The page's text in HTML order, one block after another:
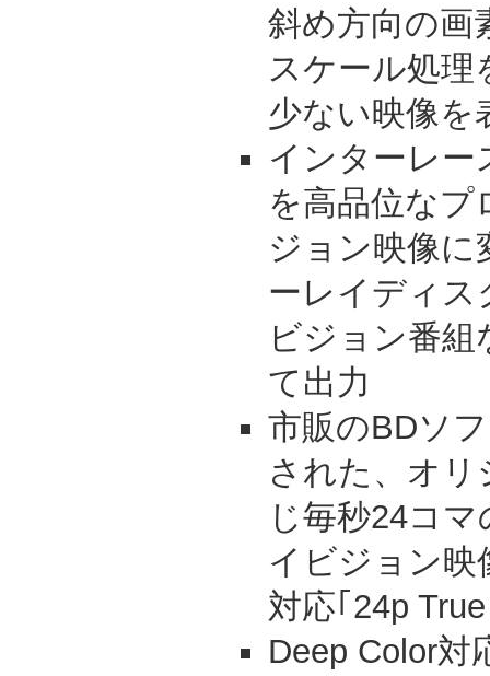
斜め方向の画
スケール処理
少ない映像を
インターレー
を高品位な
ジョン映像に
ーレイディス
ビジョン番
て出力
市販のBDソ
された、オ
じ毎秒24コ
イビジョン映
対応｢24p
Deep Color対